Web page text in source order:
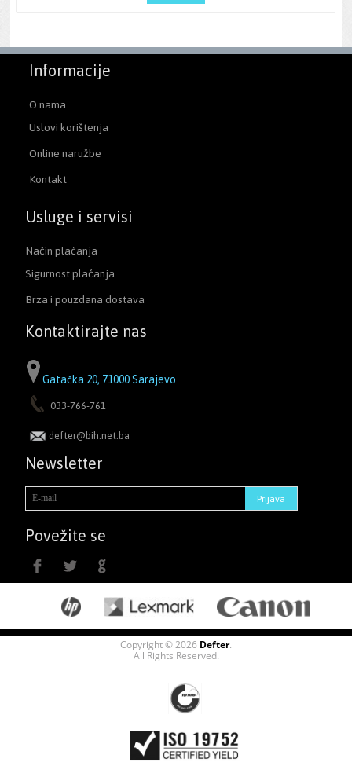
Informacije
O nama
Uslovi korištenja
Online naružbe
Kontakt
Usluge i servisi
Način plaćanja
Sigurnost plaćanja
Brza i pouzdana dostava
Kontaktirajte nas
Gatačka 20, 71000 Sarajevo
033-766-761
defter@bih.net.ba
Newsletter
Povežite se
Copyright © 2026 Defter.
All Rights Reserved.